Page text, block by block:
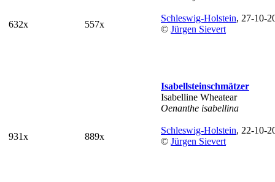
632x 557x
Schleswig-Holstein, 27-10-
© Jürgen Sievert
931x 889x
Isabellsteinschmätzer
Isabelline Wheatear
Oenanthe isabellina
Schleswig-Holstein, 22-10-
© Jürgen Sievert